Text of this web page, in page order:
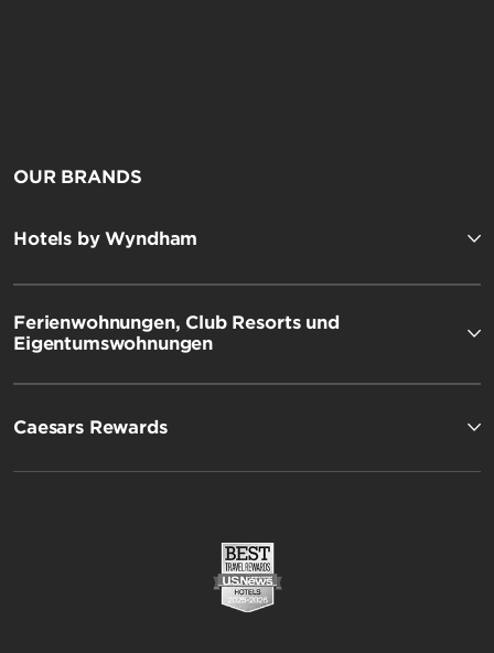
OUR BRANDS
Hotels by Wyndham
Ferienwohnungen, Club Resorts und
Eigentumswohnungen
Caesars Rewards